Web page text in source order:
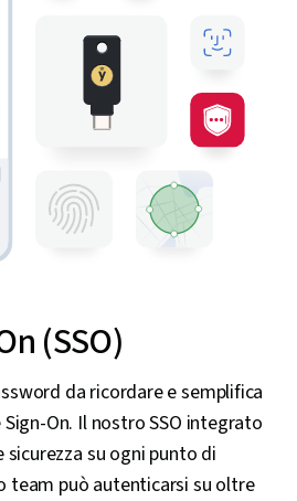
(SSO)
da ricordare e semplifica
Sign-On. Il nostro SSO integrato
su ogni punto di
team può autenticarsi su oltre